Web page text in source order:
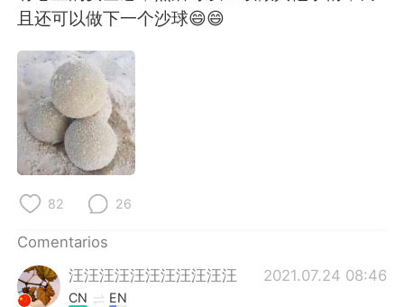
Русский
Indonesia
Türkçe
且还可以做下一个沙球😄😄
82 26
Comentarios
汪汪汪汪汪汪汪汪汪汪汪
2021.07.24 08:46
CN EN